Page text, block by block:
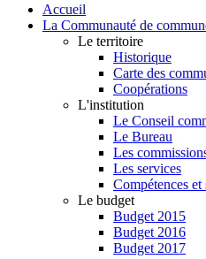
Accueil
La Communauté de
Le territoire
Historique
Carte des
Coopérations
L'institution
Le Conseil
Le Bureau
Les
Les services
Compétences et
Le budget
Budget 2015
Budget 2016
Budget 2017